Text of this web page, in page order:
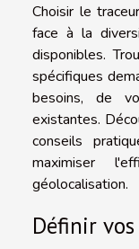
Choisir le
face à la
disponibles.
spécifiques
besoins, de
existantes.
conseils
maximiser
géolocalisation.
Définir